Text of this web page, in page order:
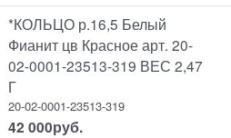
*КОЛЬЦО р.16,5 Белый
Фианит цв Красное арт. 20-
02-0001-23513-319 ВЕС 2,47
Г
20-02-0001-23513-319
42 000руб.